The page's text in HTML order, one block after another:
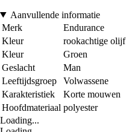
Aanvullende informatie
Merk
Endurance
Kleur
rookachtige olijf
Kleur
Groen
Geslacht
Man
Leeftijdsgroep
Volwassene
Karakteristiek
Korte mouwen
Hoofdmateriaal polyester
Loading...